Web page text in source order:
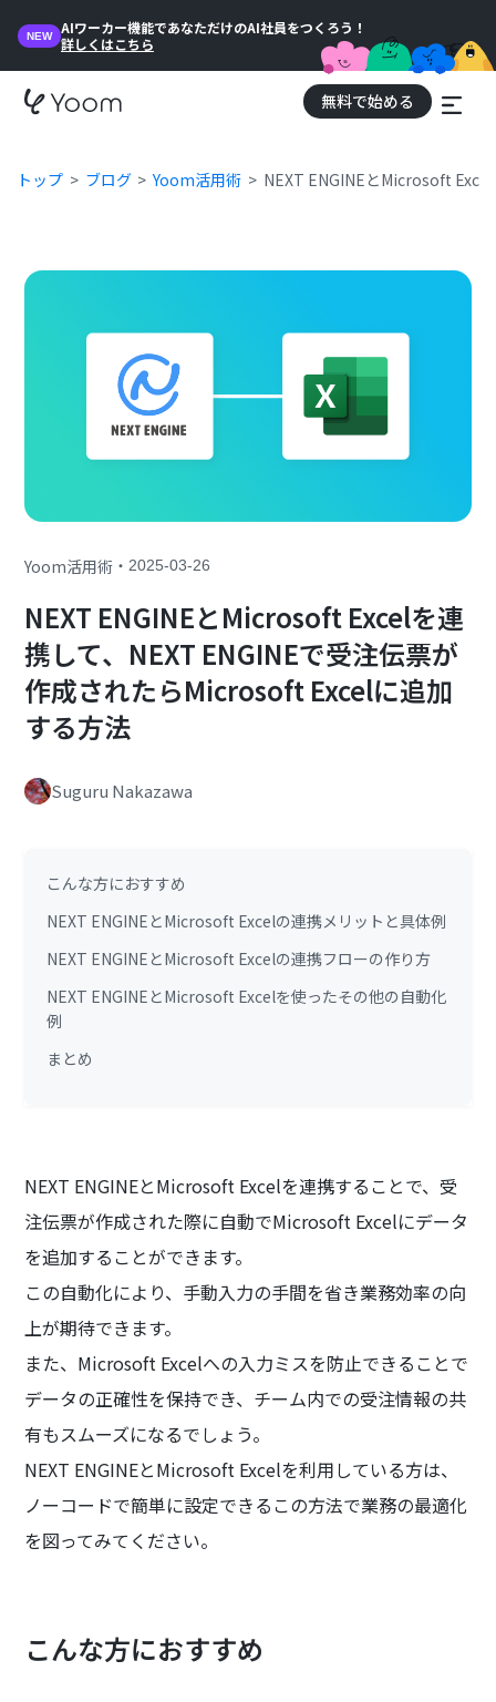
NEW
AIワーカー機能であなただけのAI社員をつくろう！
詳しくはこちら
無料で始める
トップ ブログ Yoom活用術 NEXT ENGINEとMicrosoft
Yoom活用術 ・2025-03-26
NEXT ENGINEとMicrosoft Excelを連
携して、NEXT ENGINEで受注伝票が
作成されたらMicrosoft Excelに追加
する方法
Suguru Nakazawa
こんな方におすすめ
NEXT ENGINEとMicrosoft Excelの連携メリットと具体例
NEXT ENGINEとMicrosoft Excelの連携フローの作り方
NEXT ENGINEとMicrosoft Excelを使ったその他の自動化
例
まとめ
NEXT ENGINEとMicrosoft Excelを連携することで、受
注伝票が作成された際に自動でMicrosoft Excelにデータ
を追加することができます。
この自動化により、手動入力の手間を省き業務効率の向
上が期待できます。
また、Microsoft Excelへの入力ミスを防止できることで
データの正確性を保持でき、チーム内での受注情報の共
有もスムーズになるでしょう。
NEXT ENGINEとMicrosoft Excelを利用している方は、
ノーコードで簡単に設定できるこの方法で業務の最適化
を図ってみてください。
こんな方におすすめ